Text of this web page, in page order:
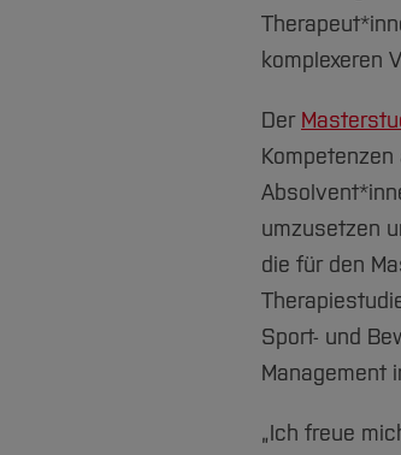
komplexeren
Der
umzusetzen
die für den
Sport- und
Management
„Ich freue